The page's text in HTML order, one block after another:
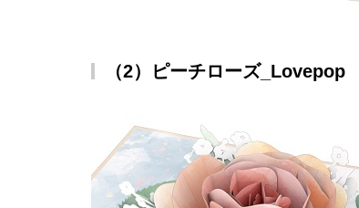
（2）ピーチローズ_Lovepop